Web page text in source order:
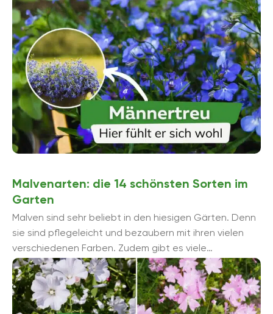
Malvenarten: die 14 schönsten Sorten im
Garten
Malven sind sehr beliebt in den hiesigen Gärten. Denn
sie sind pflegeleicht und bezaubern mit ihren vielen
verschiedenen Farben. Zudem gibt es viele
unterschiedliche Malvenarten und Sorten, so dass ...